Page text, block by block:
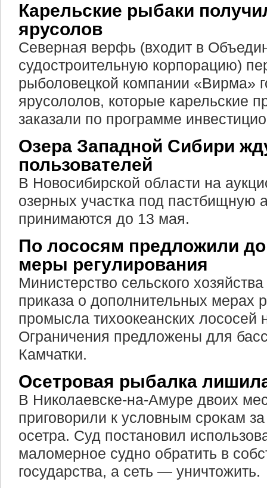
Карельские рыбаки
ярусолов
Северная верфь (входит в
судостроительную корпорацию)
рыболовецкой компании «Вирма»
ярусололов, которые карельские
заказали по программе
Озера Западной Сибири
пользователей
В Новосибирской области на
озерных участка под пастбищную
принимаются до 13 мая.
По лососям предложили
меры регулирования
Министерство сельского
приказа о дополнительных мерах
промысла тихоокеанских лососей
Ограничения предложены для
Камчатки.
Осетровая рыбалка
В Николаевске-на-Амуре двоих
приговорили к условным срокам
осетра. Суд постановил
маломерное судно обратить в
государства, а сеть — уничтожить.